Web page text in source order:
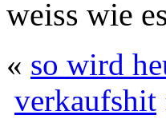
weiss wie
« so wird
verkaufshit